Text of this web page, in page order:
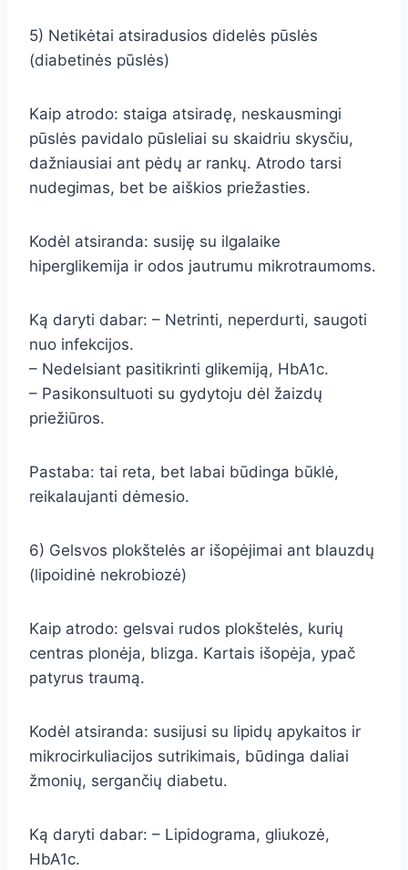
5) Netikėtai atsiradusios didelės pūslės
(diabetinės pūslės)
Kaip atrodo: staiga atsiradę, neskausmingi
pūslės pavidalo pūsleliai su skaidriu skysčiu,
dažniausiai ant pėdų ar rankų. Atrodo tarsi
nudegimas, bet be aiškios priežasties.
Kodėl atsiranda: susiję su ilgalaike
hiperglikemija ir odos jautrumu mikrotraumoms.
Ką daryti dabar: – Netrinti, neperdurti, saugoti
nuo infekcijos.
– Nedelsiant pasitikrinti glikemiją, HbA1c.
– Pasikonsultuoti su gydytoju dėl žaizdų
priežiūros.
Pastaba: tai reta, bet labai būdinga būklė,
reikalaujanti dėmesio.
6) Gelsvos plokštelės ar išopėjimai ant blauzdų
(lipoidinė nekrobiozė)
Kaip atrodo: gelsvai rudos plokštelės, kurių
centras plonėja, blizga. Kartais išopėja, ypač
patyrus traumą.
Kodėl atsiranda: susijusi su lipidų apykaitos ir
mikrocirkuliacijos sutrikimais, būdinga daliai
žmonių, sergančių diabetu.
Ką daryti dabar: – Lipidograma, gliukozė,
HbA1c.